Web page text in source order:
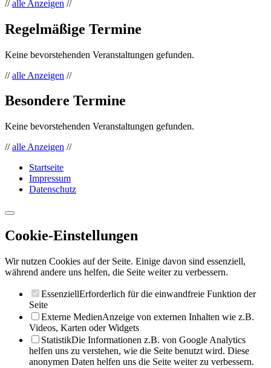
//alle Anzeigen //
Regelmäßige Termine
Keine bevorstehenden Veranstaltungen gefunden.
//alle Anzeigen //
Besondere Termine
Keine bevorstehenden Veranstaltungen gefunden.
//alle Anzeigen //
Startseite
Impressum
Datenschutz
Cookie-Einstellungen
Wir nutzen Cookies auf der Seite. Einige davon sind essenziell,
während andere uns helfen, die Seite weiter zu verbessern.
EssenziellErforderlich für die einwandfreie Funktion der
Seite
Externe MedienAnzeige von externen Inhalten wie z.B.
Videos, Karten oder Widgets
StatistikDie Informationen z.B. von Google Analytics
helfen uns zu verstehen, wie die Seite benutzt wird. Diese
anonymen Daten helfen uns die Seite weiter zu verbessern.